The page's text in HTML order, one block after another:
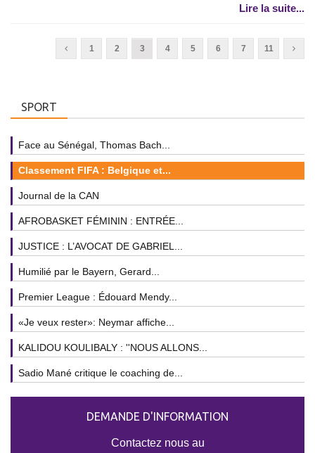
Lire la suite...
1 2 3 4 5 6 7 11
SPORT
Face au Sénégal, Thomas Bach...
Classement FIFA : Belgique et...
Journal de la CAN
AFROBASKET FÉMININ : ENTRÉE...
JUSTICE : L’AVOCAT DE GABRIEL...
Humilié par le Bayern, Gerard...
Premier League : Édouard Mendy...
«Je veux rester»: Neymar affiche...
KALIDOU KOULIBALY : ''NOUS ALLONS...
Sadio Mané critique le coaching de...
DEMANDE D'INFORMATION
Contactez nous au